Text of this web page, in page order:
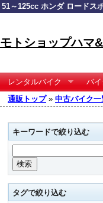
51～125cc ホンダ ロードス
モトショップハマ
レンタルバイク バ
通販トップ» 中古バイク一
キーワードで絞り込む
タグで絞り込む